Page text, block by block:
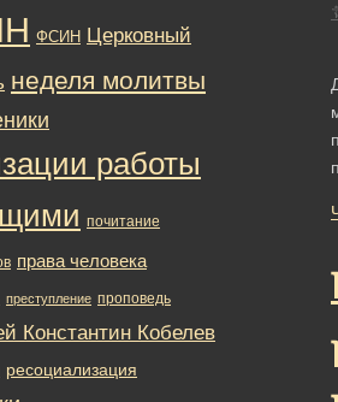
ФСИН Церковный
неделя молитвы
работы
почитание
права человека
преступление проповедь
Константин Кобелев
ресоциализация